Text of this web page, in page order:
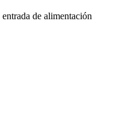
de alimentación